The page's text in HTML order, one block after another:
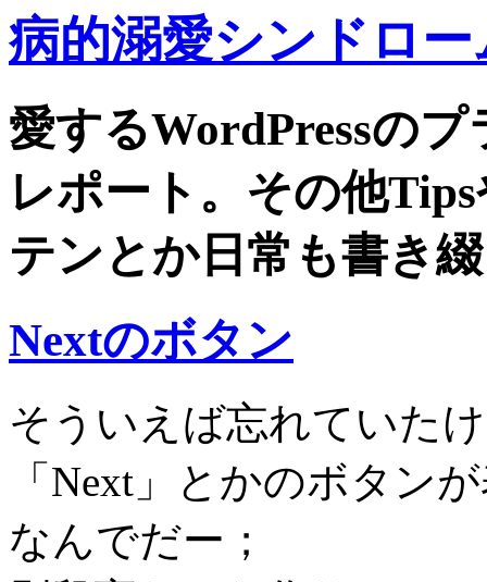
病的溺愛シンドロー
愛するWordPressの
レポート。その他
テンとか日常も書き
Nextのボタン
そういえば忘れていた
「Next」とかのボタン
なんでだー；